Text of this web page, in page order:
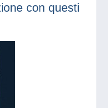
con questi